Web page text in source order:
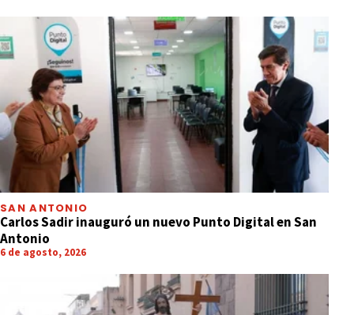
SAN ANTONIO
Carlos Sadir inauguró un nuevo Punto Digital en San
Antonio
6 de agosto, 2026